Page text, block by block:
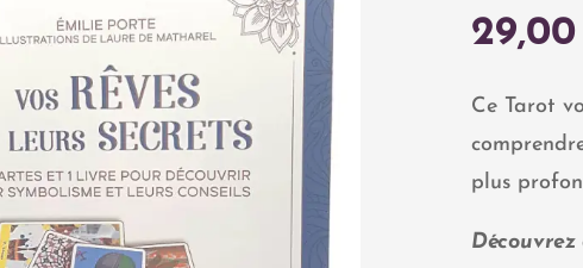
29,00
Ce Tarot
plus